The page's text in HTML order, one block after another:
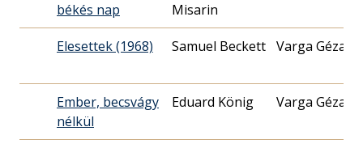
békés nap
Misarin
Elesettek (1968) Samuel Beckett Varga Géza
Ember, becsvágy
nélkül
Eduard König Varga Géza